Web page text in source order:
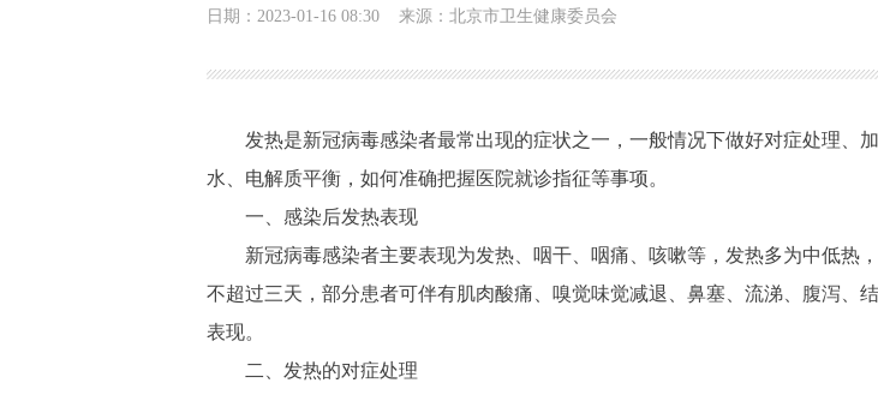
日期：2023-01-16 08:30 来源：北京市卫生健康委员会
发热是新冠病毒感染者最常出现的症状之一，一般情况下做好对症处理、
水、电解质平衡，如何准确把握医院就诊指征等事项。
一、感染后发热表现
新冠病毒感染者主要表现为发热、咽干、咽痛、咳嗽等，发热多为中低热
不超过三天，部分患者可伴有肌肉酸痛、嗅觉味觉减退、鼻塞、流涕、腹泻、
表现。
二、发热的对症处理